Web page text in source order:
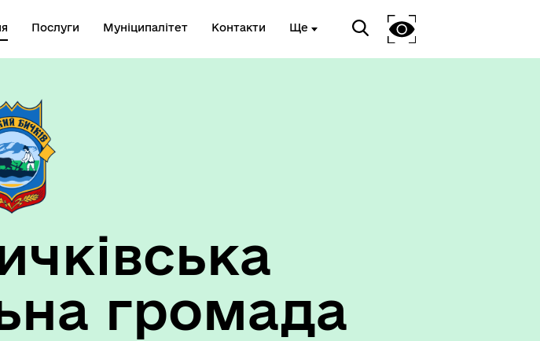
Послуги Муніципалітет Контакти Ще
громада